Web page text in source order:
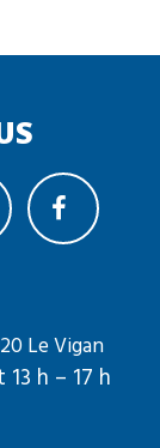
Le Vigan
h – 17 h